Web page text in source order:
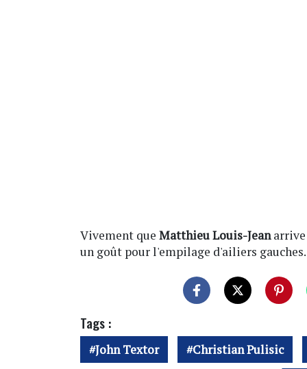
Vivement que Matthieu Louis-Jeanarrive
un goût pour l'empilage d'ailiers
Tags :
John Textor Christian Pulisic